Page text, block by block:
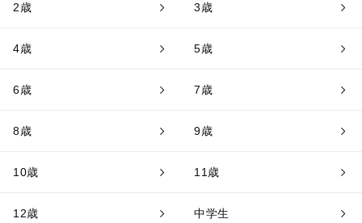
2歳 3歳
4歳 5歳
6歳 7歳
8歳 9歳
10歳 11歳
12歳 中学生